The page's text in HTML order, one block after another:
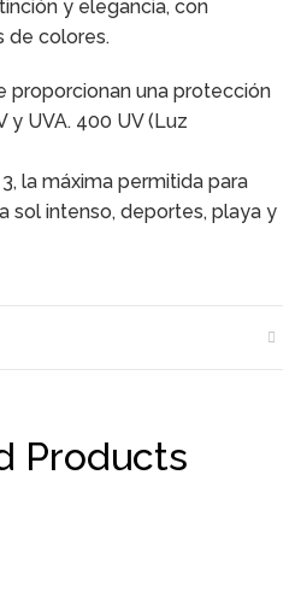
y elegancia, con
de colores.
proporcionan una protección
y UVA. 400 UV (Luz
la máxima permitida para
sol intenso, deportes, playa y
Products